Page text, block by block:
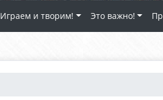
Играем и творим! Это важно!